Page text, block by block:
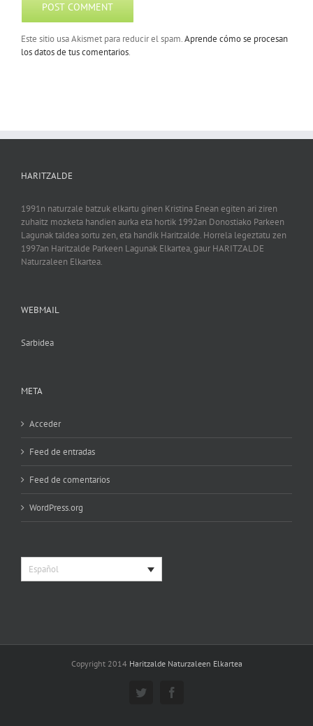
Este sitio usa Akismet para reducir el spam.Aprende cómo se procesan
los datos de tus comentarios.
HARITZALDE
1991n naturzale batzuk elkartu ginen Kristina Enean egiten ari ziren
zuhaitz mozketa handien aurka eta hortik 1992an Donostiako Parkeen
Lagunak taldea sortu zen, eta handik Haritzalde. Horrela legeztatu zen
1997an Haritzalde Parkeen Lagunak Elkartea, gaur HARITZALDE
Naturzaleen Elkartea.
WEBMAIL
Sarbidea
META
Acceder
Feed de entradas
Feed de comentarios
WordPress.org
Español
Copyright 2014 Haritzalde Naturzaleen Elkartea
Twitter